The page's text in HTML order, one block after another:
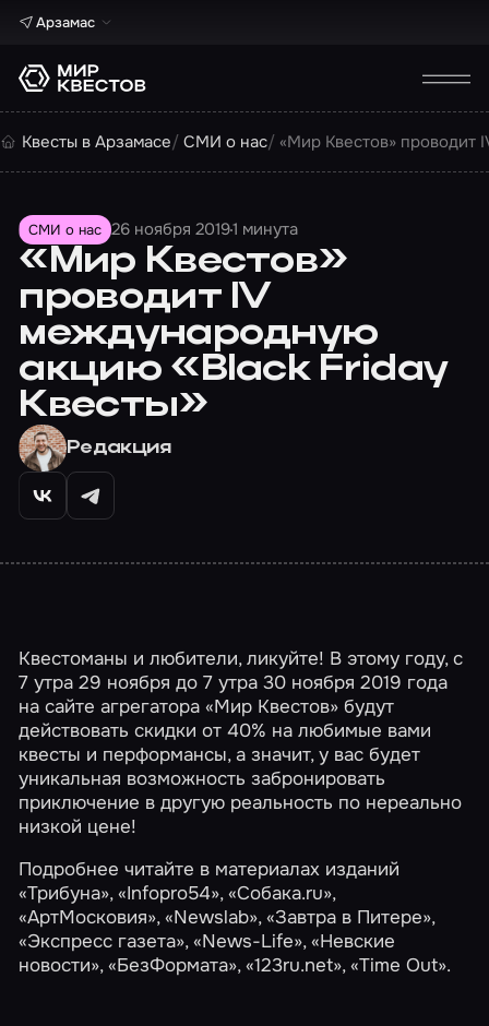
Арзамас
Квесты в Арзамасе СМИ о нас «Мир Квестов» проводит
СМИ о нас 26 ноября 20191 минута
«Мир Квестов»
проводит IV
международную
акцию «Black Friday
Квесты»
Редакция
Квестоманы и любители, ликуйте! В этому году, с
7 утра 29 ноября до 7 утра 30 ноября 2019 года
на сайте агрегатора «Мир Квестов» будут
действовать скидки от 40% на любимые вами
квесты и перформансы, а значит, у вас будет
уникальная возможность забронировать
приключение в другую реальность по нереально
низкой цене!
Подробнее читайте в материалах изданий
«Трибуна»,«Infopro54», «Собака.ru»,
«АртМосковия»,«Newslab»,«Завтра в Питере»,
«Экспресс газета», «News-Life», «Невские
новости»,«БезФормата», «123ru.net»,«Time Out».